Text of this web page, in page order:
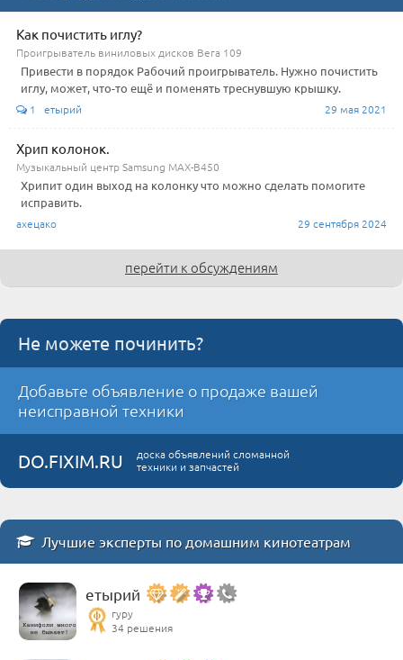
Как почистить иглу?
Проигрыватель виниловых дисков Вега 109
Привести в порядок Рабочий проигрыватель. Нужно почистить
иглу, может, что-то ещё и поменять треснувшую крышку.
1 етырий 29 мая 2021
Хрип колонок.
Музыкальный центр Samsung MAX-B450
Хрипит один выход на колонку что можно сделать помогите
исправить.
ахецако 29 сентября 2024
перейти к обсуждениям
Не можете починить?
Добавьте объявление о продаже вашей
неисправной техники
DO.FIXIM.RU
доска объявлений сломанной
техники и запчастей
Лучшие эксперты по домашним кинотеатрам
етырий
гуру
34 решения